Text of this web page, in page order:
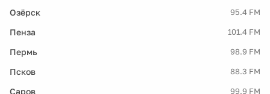
Озёрск 95.4 FM
Пенза 101.4 FM
Пермь 98.9 FM
Псков 88.3 FM
Саров 99.9 FM